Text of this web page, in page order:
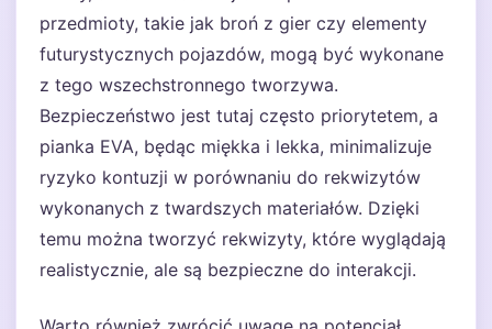
przedmioty, takie jak broń z gier czy elementy
futurystycznych pojazdów, mogą być wykonane
z tego wszechstronnego tworzywa.
Bezpieczeństwo jest tutaj często priorytetem, a
pianka EVA, będąc miękka i lekka, minimalizuje
ryzyko kontuzji w porównaniu do rekwizytów
wykonanych z twardszych materiałów. Dzięki
temu można tworzyć rekwizyty, które wyglądają
realistycznie, ale są bezpieczne do interakcji.